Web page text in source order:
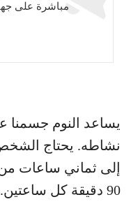
مباشرة على
يساعد النوم جسمنا
نشاطه. يحتاج
إلى ثماني ساعات من
90 دقيقة كل